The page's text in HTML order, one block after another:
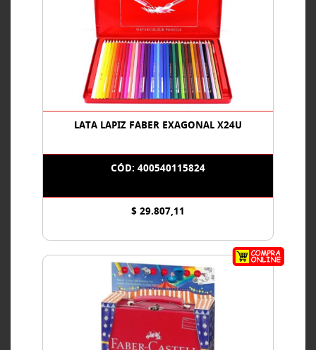
LATA LAPIZ FABER EXAGONAL X24U
CÓD: 400540115824
$ 29.807,11